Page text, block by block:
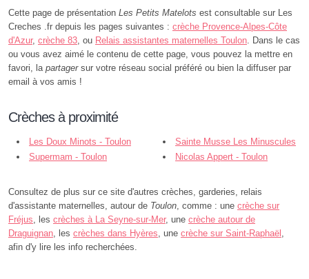
Cette page de présentation Les Petits Matelots est consultable sur Les
Creches .fr depuis les pages suivantes : crèche Provence-Alpes-Côte
d'Azur, crèche 83, ou Relais assistantes maternelles Toulon. Dans le cas
ou vous avez aimé le contenu de cette page, vous pouvez la mettre en
favori, la partagersur votre réseau social préféré ou bien la diffuser par
email à vos amis !
Crèches à proximité
Les Doux Minots - Toulon
Sainte Musse Les Minuscules
- Toulon
Supermam - Toulon Nicolas Appert - Toulon
Consultez de plus sur ce site d'autres crèches, garderies, relais
d'assistante maternelles, autour de Toulon, comme : une crèche sur
Fréjus, les crèches à La Seyne-sur-Mer, une crèche autour de
Draguignan, les crèches dans Hyères, une crèche sur Saint-Raphaël ,
afin d'y lire les info recherchées.